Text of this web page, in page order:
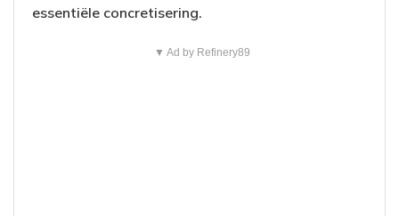
essentiële concretisering.
▼ Ad by Refinery89